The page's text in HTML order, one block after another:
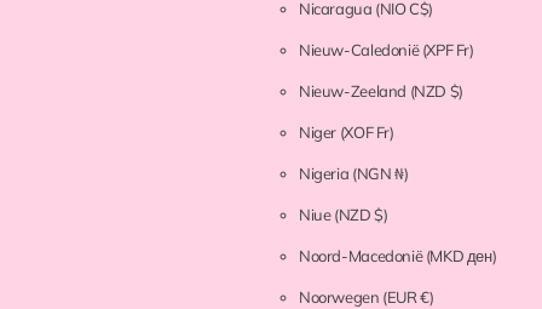
Nicaragua (NIO C$)
Nieuw-Caledonië(XPF Fr)
Nieuw-Zeeland (NZD $)
Niger (XOF Fr)
Nigeria (NGN ₦)
Niue(NZD $)
Noord-Macedonië(MKD ден)
Noorwegen (EUR €)